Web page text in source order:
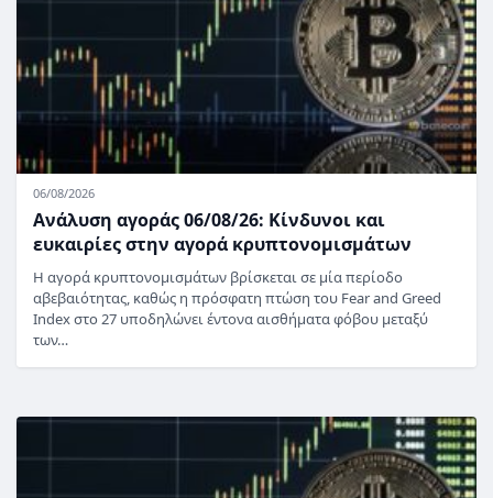
06/08/2026
Ανάλυση αγοράς 06/08/26: Κίνδυνοι και
ευκαιρίες στην αγορά κρυπτονομισμάτων
Η αγορά κρυπτονομισμάτων βρίσκεται σε μία περίοδο
αβεβαιότητας, καθώς η πρόσφατη πτώση του Fear and Greed
Index στο 27 υποδηλώνει έντονα αισθήματα φόβου μεταξύ
των…